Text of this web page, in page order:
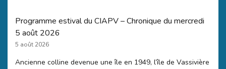
Programme estival du CIAPV – Chronique du mercredi
5 août 2026
5 août 2026
Ancienne colline devenue une île en 1949, l’île de Vassivière